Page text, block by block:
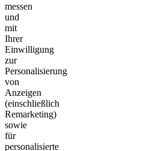
messen
und
mit
Ihrer
Einwilligung
zur
Personalisierung
von
Anzeigen
(einschließlich
Remarketing)
sowie
für
personalisierte